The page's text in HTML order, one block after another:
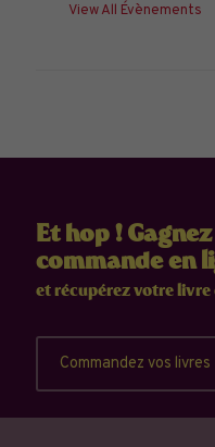
View All Évènements
Et hop !
commande en
et récupérez votre
Commandez vos livres